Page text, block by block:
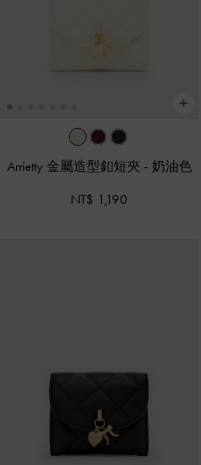
Arrietty 金屬造型釦短夾 - 奶油色
NT$ 1,190